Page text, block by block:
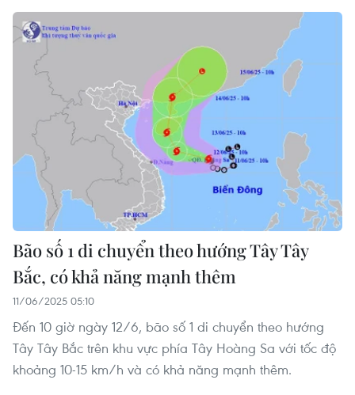
Bão số 1 di chuyển theo hướng Tây Tây
Bắc, có khả năng mạnh thêm
11/06/2025 05:10
Đến 10 giờ ngày 12/6, bão số 1 di chuyển theo hướng
Tây Tây Bắc trên khu vực phía Tây Hoàng Sa với tốc độ
khoảng 10-15 km/h và có khả năng mạnh thêm.